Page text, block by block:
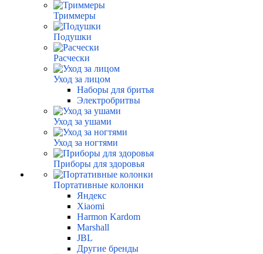
Триммеры
Подушки
Расчески
Уход за лицом
Наборы для бритья
Электробритвы
Уход за ушами
Уход за ногтями
Приборы для здоровья
Портативные колонки
Яндекс
Xiaomi
Harmon Kardom
Marshall
JBL
Другие бренды